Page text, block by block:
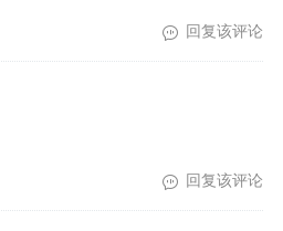
回复该评论
回复该评论